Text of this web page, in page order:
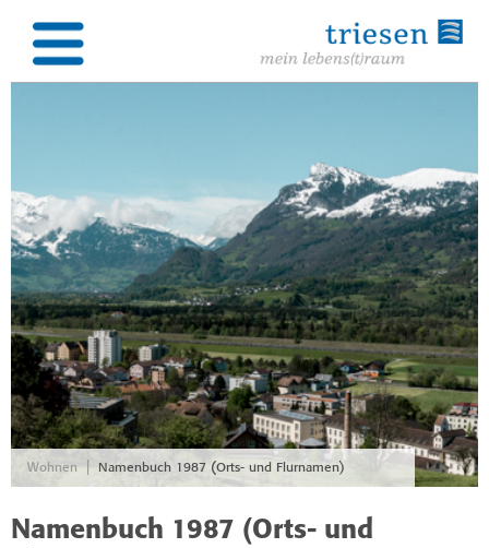
Wohnen | Namenbuch 1987 (Orts- und Flurnamen)
Namenbuch 1987 (Orts- und